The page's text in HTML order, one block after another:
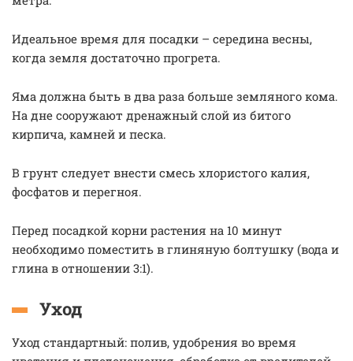
Идеальное время для посадки – середина весны,
когда земля достаточно прогрета.
Яма должна быть в два раза больше земляного кома.
На дне сооружают дренажный слой из битого
кирпича, камней и песка.
В грунт следует внести смесь хлористого калия,
фосфатов и перегноя.
Перед посадкой корни растения на 10 минут
необходимо поместить в глиняную болтушку (вода и
глина в отношении 3:1).
Уход
Уход стандартный: полив, удобрения во время